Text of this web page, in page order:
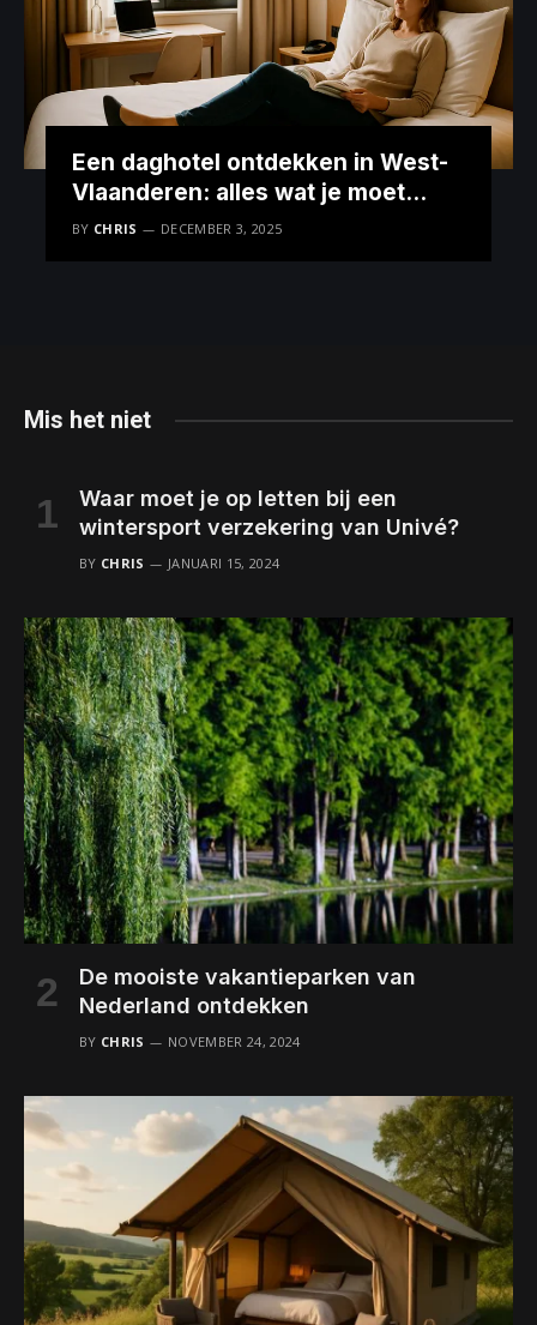
Een daghotel ontdekken in West-
Vlaanderen: alles wat je moet
weten
BY CHRIS DECEMBER 3, 2025
Mis het niet
Waar moet je op letten bij een
wintersport verzekering van Univé?
BY CHRIS JANUARI 15, 2024
De mooiste vakantieparken van
Nederland ontdekken
BY CHRIS NOVEMBER 24, 2024